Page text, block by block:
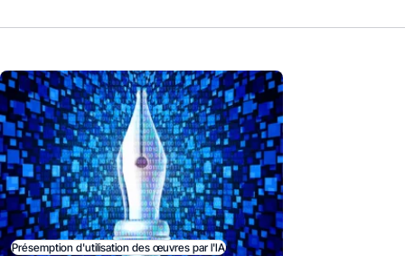
Présemption d'utilisation des œuvres par l'IA